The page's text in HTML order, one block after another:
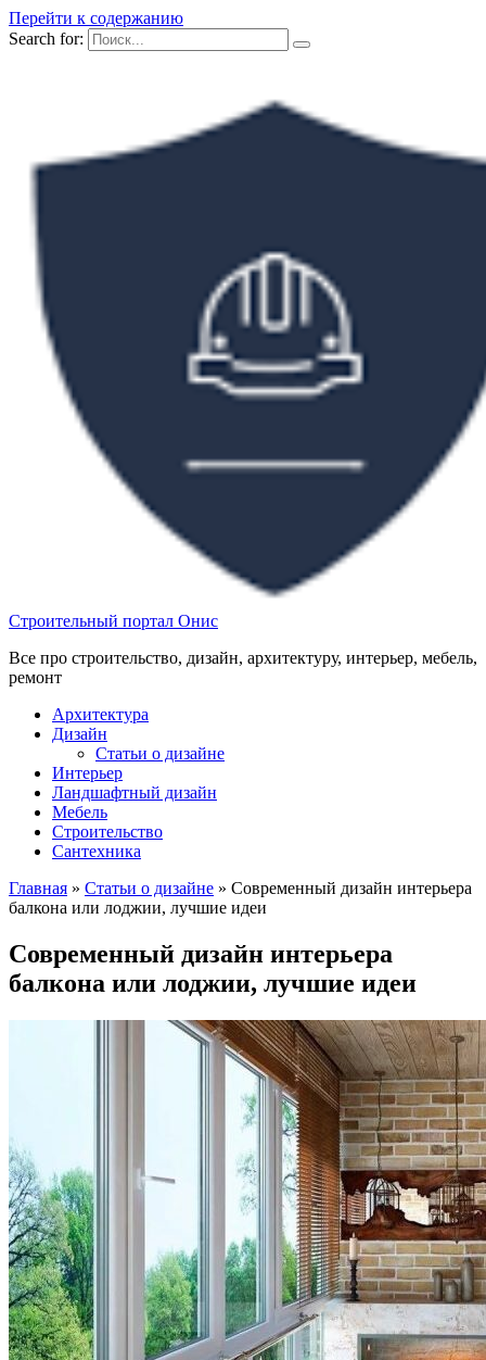
Перейти к содержанию
Search for:
Строительный портал Онис
Все про строительство, дизайн, архитектуру, интерьер, мебель,
ремонт
Архитектура
Дизайн
Статьи о дизайне
Интерьер
Ландшафтный дизайн
Мебель
Строительство
Сантехника
Главная » Статьи о дизайне » Современный дизайн интерьера
балкона или лоджии, лучшие идеи
Современный дизайн интерьера
балкона или лоджии, лучшие идеи